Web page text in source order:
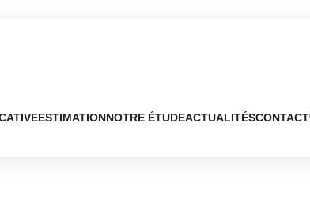
ESTIMATIONNOTRE ÉTUDEACTUALITÉSCONTACT